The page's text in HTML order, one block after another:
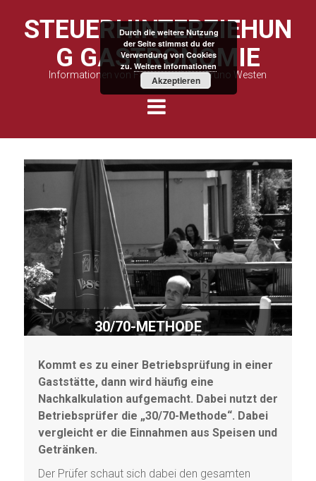
STEUERHINTERZIEHUN
G GASTRONOMIE
Informationen von Fachanwalt Kai Bruno Westen
30/70-METHODE
Kommt es zu einer Betriebsprüfung in einer
Gaststätte, dann wird häufig eine
Nachkalkulation aufgemacht. Dabei nutzt der
Betriebsprüfer die „30/70-Methode“. Dabei
vergleicht er die Einnahmen aus Speisen und
Getränken.
Der Prüfer schaut sich dabei den gesamten
Durch die weitere Nutzung
der Seite stimmst du der
Verwendung von Cookies
zu. Weitere Informationen
Akzeptieren